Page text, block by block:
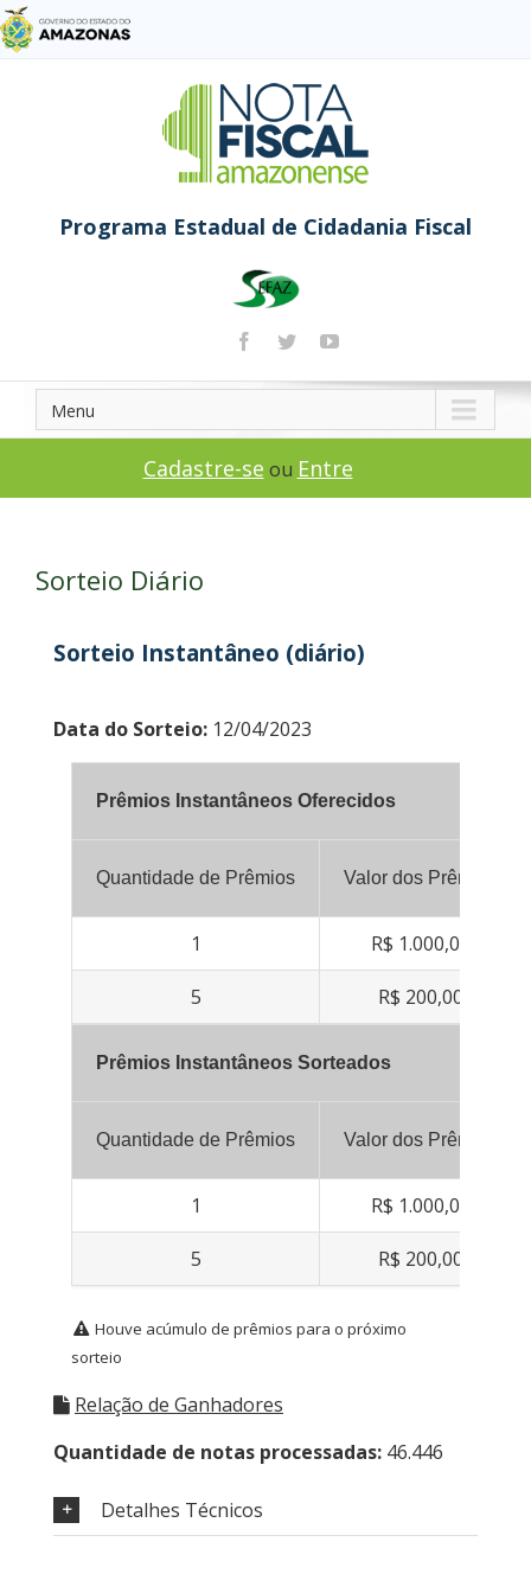
Programa Estadual de Cidadania Fiscal
Menu
Cadastre-se ou Entre
Sorteio Diário
Sorteio Instantâneo (diário)
Data do Sorteio: 12/04/2023
Prêmios Instantâneos Oferecidos
Quantidade de Prêmios Valor dos Prêmios
1 R$ 1.000,00
5 R$ 200,00
Prêmios Instantâneos Sorteados
Quantidade de Prêmios Valor dos Prêmios
1 R$ 1.000,00
5 R$ 200,00
Houve acúmulo de prêmios para o próximo
sorteio
Relação de Ganhadores
Quantidade de notas processadas: 46.446
Detalhes Técnicos